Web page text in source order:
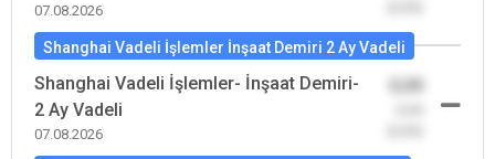
07.08.2026
Shanghai Vadeli İşlemler İnşaat Demiri 2 Ay Vadeli
Shanghai Vadeli İşlemler- İnşaat Demiri-
2 Ay Vadeli
07.08.2026